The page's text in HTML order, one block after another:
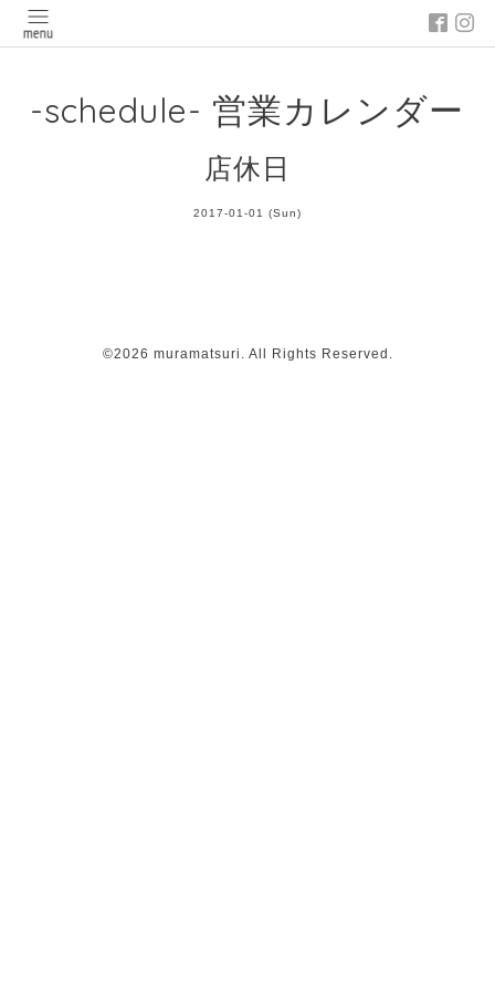
-schedule- 営業カレンダー
店休日
2017-01-01 (Sun)
©2026 muramatsuri . All Rights Reserved.